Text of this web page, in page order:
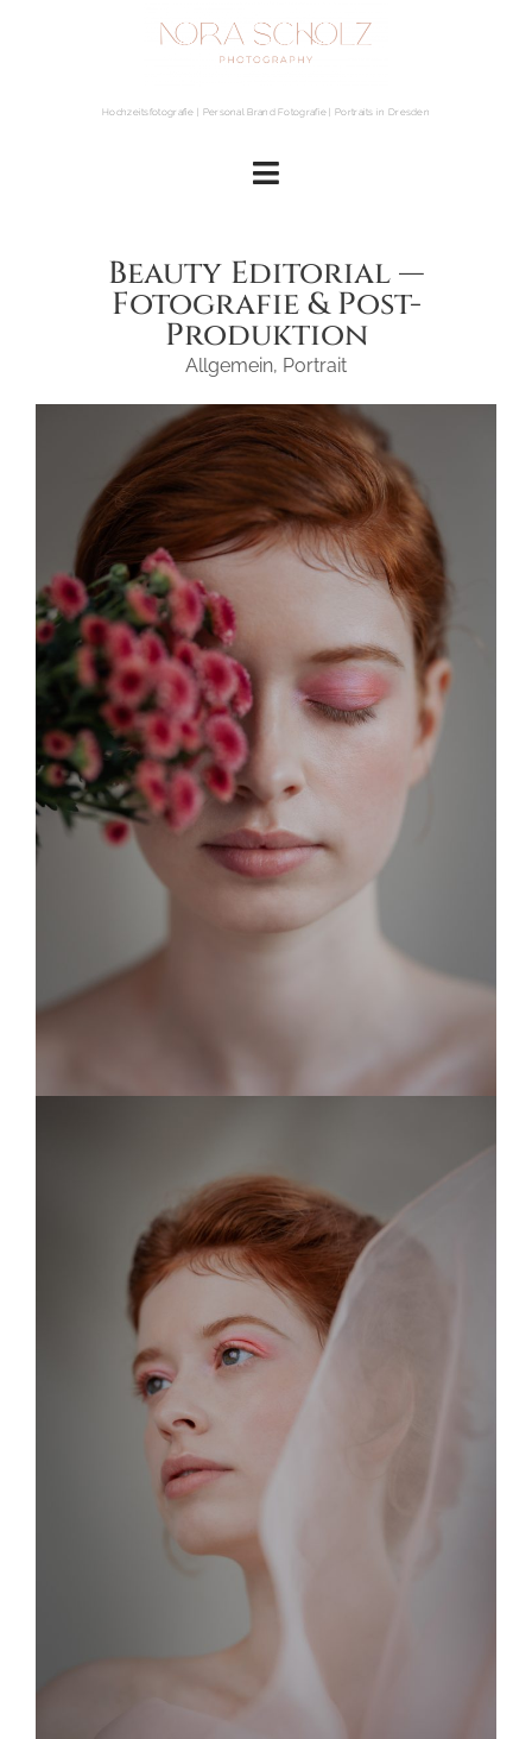
Hochzeitsfotografie | Personal Brand Fotografie | Portraits in Dresden
Beauty Editorial —
Fotografie & Post-
Produktion
Allgemein, Portrait